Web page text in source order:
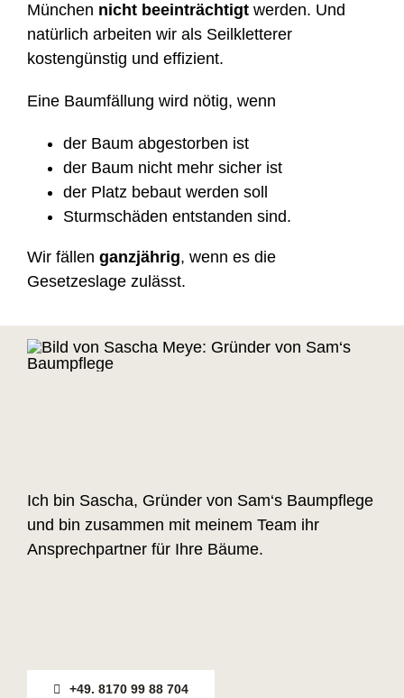
München nicht beeinträchtigt werden. Und
natürlich arbeiten wir als Seilkletterer
kostengünstig und effizient.
Eine Baumfällung wird nötig, wenn
der Baum abgestorben ist
der Baum nicht mehr sicher ist
der Platz bebaut werden soll
Sturmschäden entstanden sind.
Wir fällen ganzjährig, wenn es die
Gesetzeslage zulässt.
Ich bin Sascha, Gründer von Sam‘s Baumpflege
und bin zusammen mit meinem Team ihr
Ansprechpartner für Ihre Bäume.
+49. 8170 99 88 704